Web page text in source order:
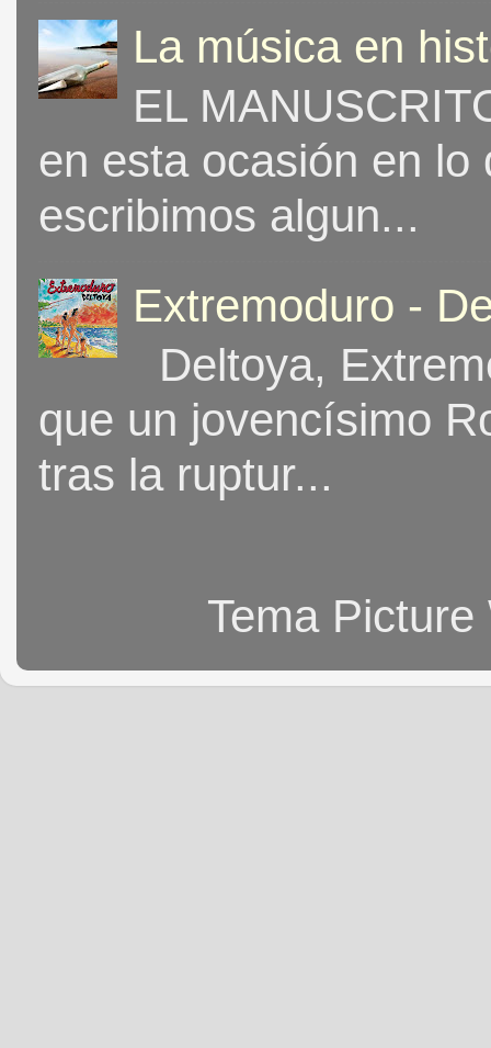
La música en
EL
en esta ocasión en
escribimos algun...
Extremoduro -
Deltoya,
que un jovencísimo
tras la ruptur...
Tema